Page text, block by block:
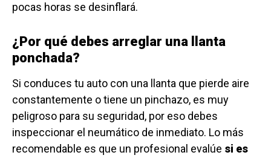
pocas horas se desinflará.
¿Por qué debes arreglar una llanta
ponchada?
Si conduces tu auto con una llanta que pierde aire
constantemente o tiene un pinchazo, es muy
peligroso para su seguridad, por eso debes
inspeccionar el neumático de inmediato. Lo más
recomendable es que un profesional evalúe si es